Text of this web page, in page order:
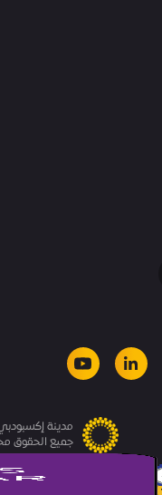
linkedin
youtube
مدينة
جميع الحقوق